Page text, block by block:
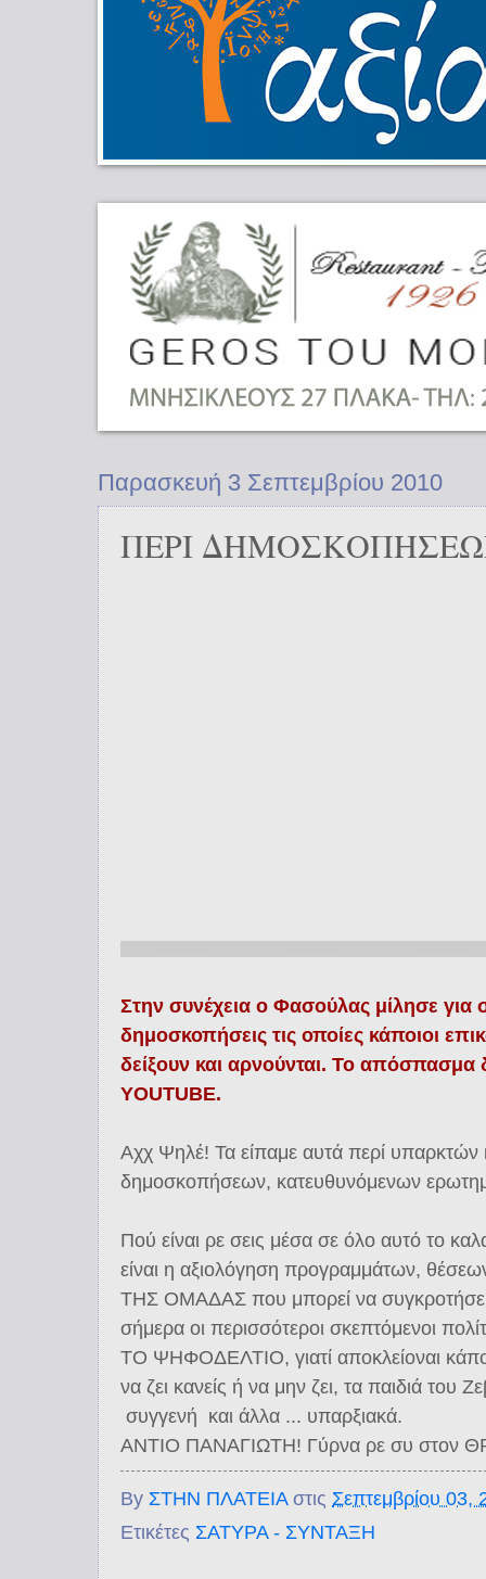
Παρασκευή 3 Σεπτεμβρίου 2010
ΠΕΡΙ
Στην συνέχεια ο Φασούλας μίλησε για
δημοσκοπήσεις τις οποίες κάποιοι
δείξουν και αρνούνται. Το
YOUTUBE.
Αχχ Ψηλέ! Τα είπαμε αυτά περί υπαρκτών
δημοσκοπήσεων, κατευθυνόμενων
Πού είναι ρε σεις μέσα σε όλο αυτό το
είναι η αξιολόγηση προγραμμάτων,
ΤΗΣ ΟΜΑΔΑΣ που μπορεί να συγκροτήσει
σήμερα οι περισσότεροι σκεπτόμενοι
ΤΟ ΨΗΦΟΔΕΛΤΙΟ, γιατί αποκλείοναι
να ζει κανείς ή να μην ζει, τα παιδιά του
συγγενή και άλλα ... υπαρξιακά.
ΑΝΤΙΟ ΠΑΝΑΓΙΩΤΗ! Γύρνα ρε συ στον
By ΣΤΗΝ ΠΛΑΤΕΙΑ στις Σεπτεμβρίου 03,
Ετικέτες ΣΑΤΥΡΑ - ΣΥΝΤΑΞΗ